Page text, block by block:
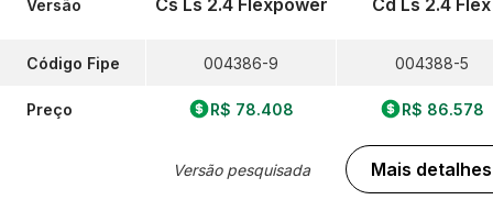
Versão
Código Fipe
Preço
Cs Ls 2.4 Flexpower
004386-9
R$ 78.408
Versão pesquisada
Cd Ls 2.4 Flex
004388-5
R$ 86.578
Mais detalhes